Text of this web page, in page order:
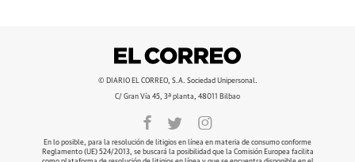
© DIARIO EL CORREO, S.A. Sociedad Unipersonal.
C/ Gran Vía 45, 3ª planta, 48011 Bilbao
En lo posible, para la resolución de litigios en línea en materia de consumo conforme
Reglamento (UE) 524/2013, se buscará la posibilidad que la Comisión Europea facilita